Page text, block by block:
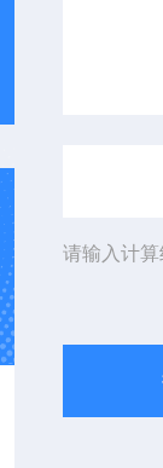
请输入计